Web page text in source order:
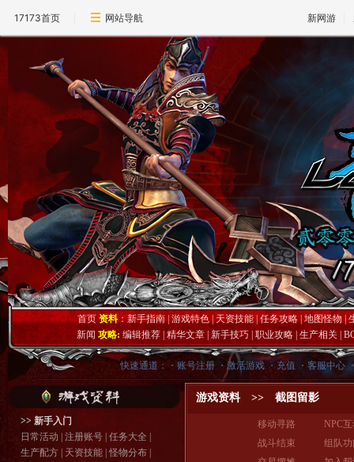
17173首页 网站导航 新网游
首页 资料：新手指南 |游戏特色| 天资技能|任务攻略|地图怪物 |
新闻 攻略: 编辑推荐 |精华文章 |新手技巧 |职业攻略 |生产相关 |
快速通道：・账号注册 ・激活游戏・充值 ・客服中心
>> 新手入门
日常活动
注册账号 任务大全
生产配方
天资技能 |怪物分布
游戏资料 >> 截图留影
移动寻路
NPC
战斗结束
组队